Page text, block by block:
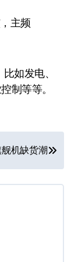
主频
如发电、
制等等。
机缺货潮